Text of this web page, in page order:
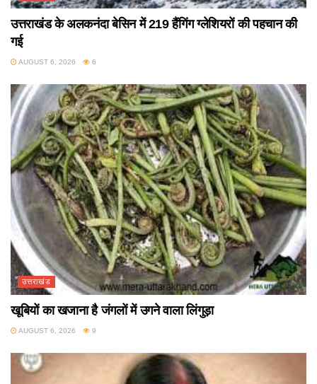
उत्तराखंड के अलकनंदा बेसिन में 219 हैंगिंग ग्लेशियरों की पहचान की
गई
AUGUST 6, 2026 6
उत्तराखंड
खूबियों का खजाना है जंगलों में उगने वाला लिंगुड़ा
AUGUST 6, 2026 9